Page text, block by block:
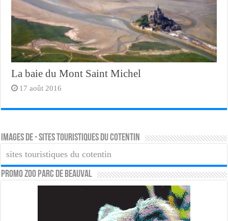
La baie du Mont Saint Michel
17 août 2016
Images de - sites touristiques du cotentin
sites touristiques du cotentin
PROMO ZOO PARC DE BEAUVAL